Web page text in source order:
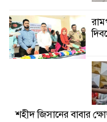
শহীদ জিসানের বাবার